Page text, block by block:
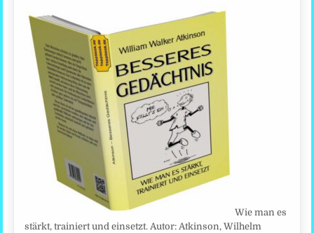
Wie man es
stärkt, trainiert und einsetzt. Autor: Atkinson, Wilhelm